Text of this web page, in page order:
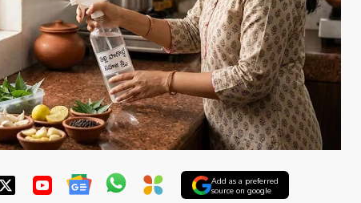
Add as a preferred
source on google